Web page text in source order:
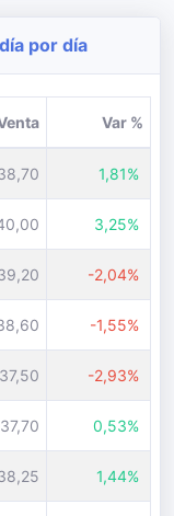
por día
Var %
1,81%
3,25%
-2,04%
-1,55%
37,50 -2,93%
37,70 0,53%
1,44%